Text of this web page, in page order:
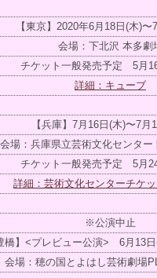
【東京】2020年6月18日(木)〜
会場：下北沢 本多劇
チケット一般発売予定 5月
詳細：キューブ
【兵庫】7月16日(木)〜7月
会場：兵庫県立芸術文化センター
チケット一般発売予定 5月
詳細：芸術文化センターチケ
※公演中止
橋】<プレビュー公演> 6月13
会場：穂の国とよはし芸術劇場